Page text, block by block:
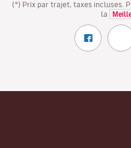
(*) Prix par trajet, taxes incluses.
la